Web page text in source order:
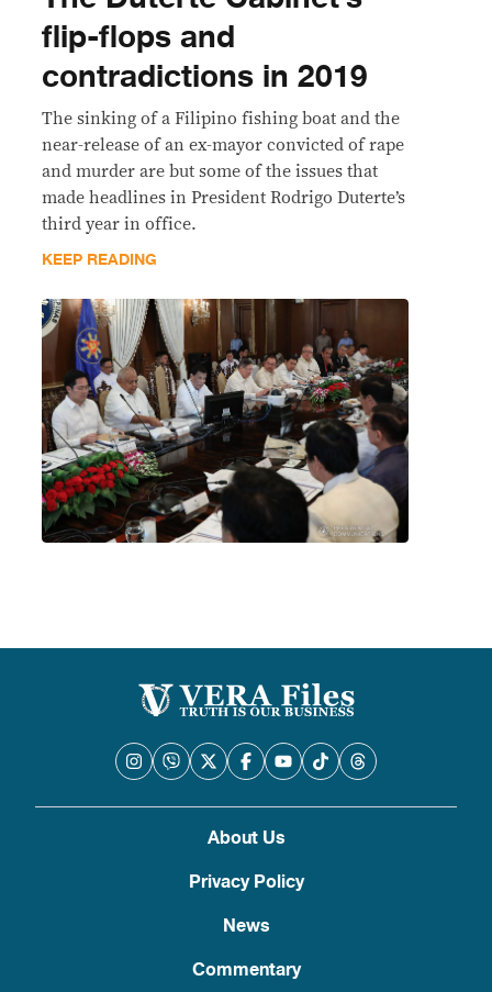
flip-flops and
contradictions in 2019
The sinking of a Filipino fishing boat and the
near-release of an ex-mayor convicted of rape
and murder are but some of the issues that
made headlines in President Rodrigo Duterte’s
third year in office.
KEEP READING
About Us
Privacy Policy
News
Commentary